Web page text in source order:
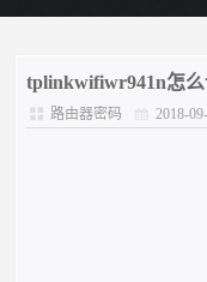
tplinkwifiwr941n怎么
路由器密码 2018-